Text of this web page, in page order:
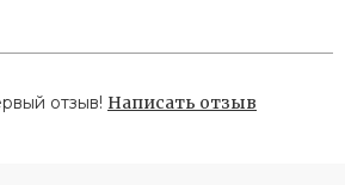
отзыв! Написать отзыв